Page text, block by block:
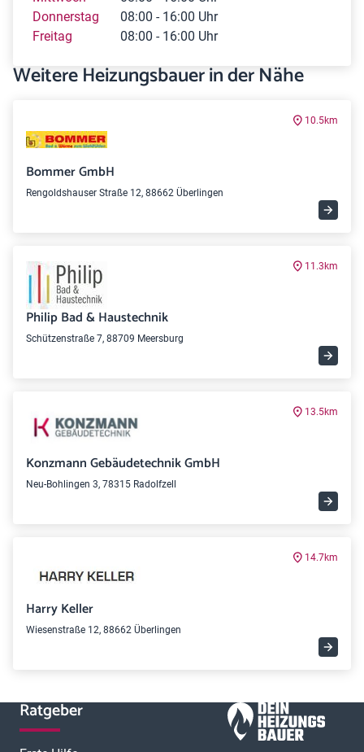
Donnerstag
08:00 - 16:00 Uhr
Freitag
08:00 - 16:00 Uhr
Weitere Heizungsbauer in der Nähe
10.5km
Bommer GmbH
Rengoldshauser Straße 12, 88662 Überlingen
11.3km
Philip Bad & Haustechnik
Schützenstraße 7, 88709 Meersburg
13.5km
Konzmann Gebäudetechnik GmbH
Neu-Bohlingen 3, 78315 Radolfzell
14.7km
Harry Keller
Wiesenstraße 12, 88662 Überlingen
Ratgeber